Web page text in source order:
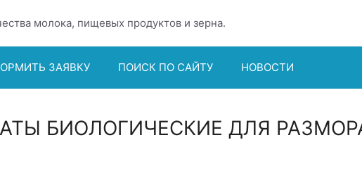
молока, пищевых продуктов и зерна.
ЗАЯВКУ ПОИСК ПО САЙТУ НОВОСТИ
БИОЛОГИЧЕСКИЕ ДЛЯ